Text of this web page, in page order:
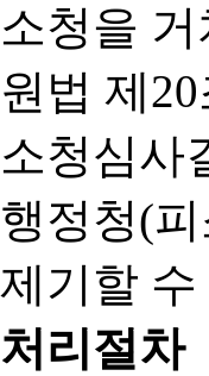
소청을
원법 제
소청심사
행정청(
제기할 수
처리절차